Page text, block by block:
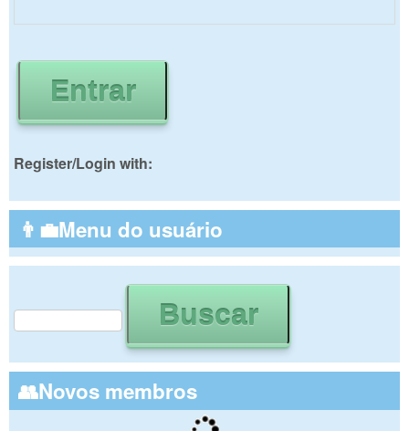
Register/Login with:
👨‍💼Menu do usuário
Formulário de busca
👥Novos membros